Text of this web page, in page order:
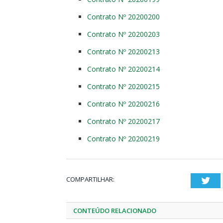
Contrato Nº 20200200
Contrato Nº 20200203
Contrato Nº 20200213
Contrato Nº 20200214
Contrato Nº 20200215
Contrato Nº 20200216
Contrato Nº 20200217
Contrato Nº 20200219
COMPARTILHAR:
CONTEÚDO RELACIONADO